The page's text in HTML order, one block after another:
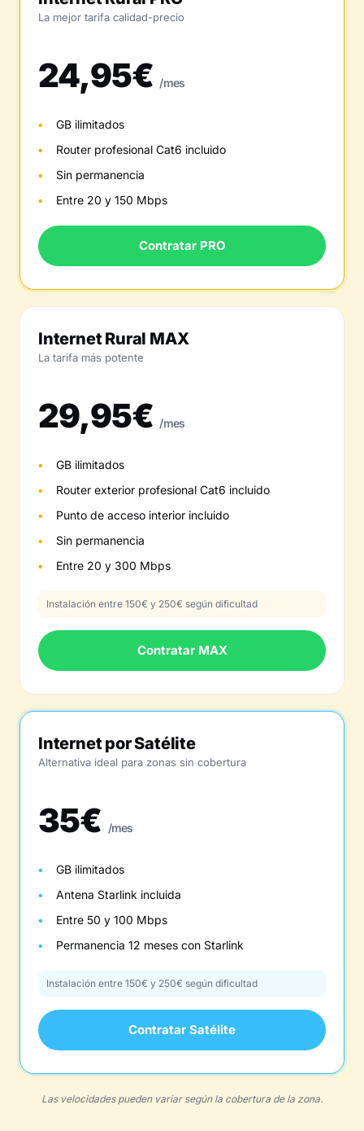
La mejor tarifa calidad-precio
24,95€ /mes
GB ilimitados
Router profesional Cat6 incluido
Sin permanencia
Entre 20 y 150 Mbps
Contratar PRO
Internet Rural MAX
La tarifa más potente
29,95€ /mes
GB ilimitados
Router exterior profesional Cat6 incluido
Punto de acceso interior incluido
Sin permanencia
Entre 20 y 300 Mbps
Instalación entre 150€ y 250€ según dificultad
Contratar MAX
Internet por Satélite
Alternativa ideal para zonas sin cobertura
35€ /mes
GB ilimitados
Antena Starlink incluida
Entre 50 y 100 Mbps
Permanencia 12 meses con Starlink
Instalación entre 150€ y 250€ según dificultad
Contratar Satélite
Las velocidades pueden variar según la cobertura de la zona.